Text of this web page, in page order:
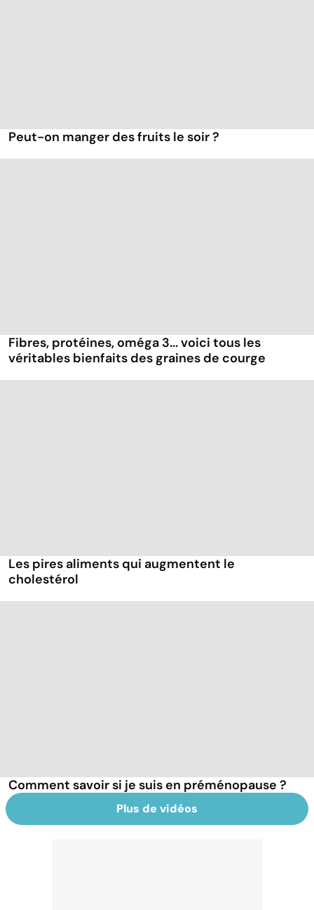
Peut-on manger des fruits le soir ?
Fibres, protéines, oméga 3... voici tous les
véritables bienfaits des graines de courge
Les pires aliments qui augmentent le
cholestérol
Comment savoir si je suis en préménopause ?
Plus de vidéos